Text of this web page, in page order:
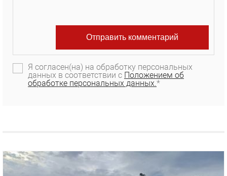
Я согласен(на) на обработку персональных
данных в соответствии с Положением об
обработке персональных данных. *